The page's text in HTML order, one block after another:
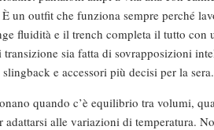
un outfit che funziona sempre perché
fluidità e il trench completa il tutto con
sia fatta di sovrapposizioni
e accessori più decisi per la sera.
quando c’è equilibrio tra volumi,
alle variazioni di temperatura.